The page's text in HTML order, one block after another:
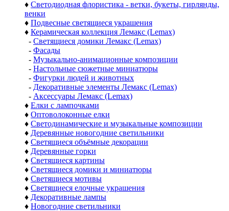
♦ Светодиодная флористика - ветки, букеты, гирлянды,
венки
♦ Подвесные светящиеся украшения
♦ Керамическая коллекция Лемакс (Lemax)
- Светящиеся домики Лемакс (Lemax)
- Фасады
- Музыкально-анимационные композиции
- Настольные сюжетные миниатюры
- Фигурки людей и животных
- Декоративные элементы Лемакс (Lemax)
- Аксессуары Лемакс (Lemax)
♦ Елки с лампочками
♦ Оптоволоконные елки
♦ Светодинамические и музыкальные композиции
♦ Деревянные новогодние светильники
♦ Светящиеся объёмные декорации
♦ Деревянные горки
♦ Светящиеся картины
♦ Светящиеся домики и миниатюры
♦ Светящиеся мотивы
♦ Светящиеся елочные украшения
♦ Декоративные лампы
♦ Новогодние светильники